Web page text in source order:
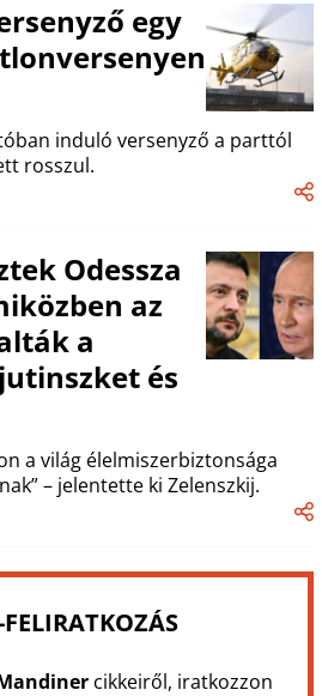
egy
induló versenyző a parttól
rosszul.
Odessza
az
a
és
a világ élelmiszerbiztonsága
– jelentette ki Zelenszkij.
cikkeiről, iratkozzon